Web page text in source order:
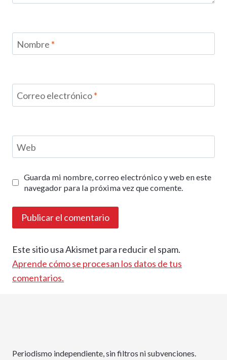
Nombre *
Correo electrónico*
Web
Guarda mi nombre, correo electrónico y web en este
navegador para la próxima vez que comente.
Este sitio usa Akismet para reducir el spam.
Aprende cómo se procesan los datos de tus
comentarios.
Periodismo independiente, sin filtros ni subvenciones.